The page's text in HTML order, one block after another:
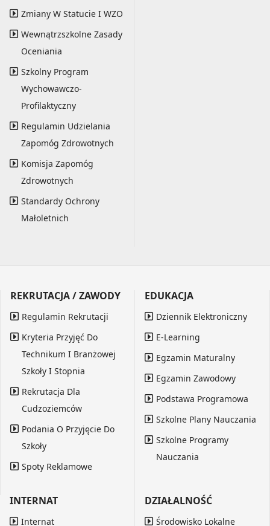
Zmiany W Statucie I WZO
Wewnątrzszkolne Zasady
Oceniania
Szkolny Program
Wychowawczo-
Profilaktyczny
Regulamin Udzielania
Zapomóg Zdrowotnych
Komisja Zapomóg
Zdrowotnych
Standardy Ochrony
Małoletnich
REKRUTACJA / ZAWODY
Regulamin Rekrutacji
Kryteria Przyjęć Do
Technikum I Branżowej
Szkoły I Stopnia
Rekrutacja Dla
Cudzoziemców
Podania O Przyjęcie Do
Szkoły
Spoty Reklamowe
EDUKACJA
Dziennik Elektroniczny
E-Learning
Egzamin Maturalny
Egzamin Zawodowy
Podstawa Programowa
Szkolne Plany Nauczania
Szkolne Programy
Nauczania
INTERNAT
Internat
DZIAŁALNOŚĆ
Środowisko Lokalne